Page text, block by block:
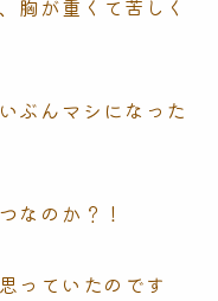
胸が重くて苦しく
ぶんマシになった
なのか？！
っていたのです